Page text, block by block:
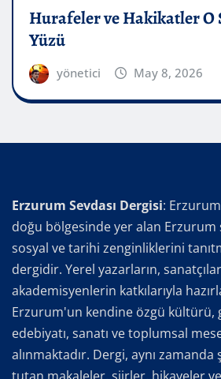
Hurafeler ve Hakikatler O
Yüzü
yönetici May 8, 2026
Erzurum Sevdası Dergisi:
doğu bölgesinde yer alan
sosyal ve tarihi zenginliklerini
dergidir. Yerel yazarların,
akademisyenlerin katkılarıyla
Erzurum'un kendine özgü kültürü,
edebiyatı, sanatı ve toplumsal
alınmaktadır. Dergi, aynı zamanda
tutan makaleler, şiirler, hikayeler